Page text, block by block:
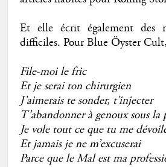
Et elle écrit également des
difficiles. Pour Blue Öyster
File-moi le fric
Et je serai ton chirurgien
J’aimerais te sonder, t’injecter
T’abandonner à genoux sous la
Je vole tout ce que tu me
Et jamais je ne m’excuserai
Parce que le Mal est ma